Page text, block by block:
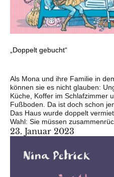
„Doppelt gebucht“
Als Mona und ihre Familie in
können sie es nicht glauben:
Küche, Koffer im Schlafzimmer
Fußboden. Da ist doch schon
Das Haus wurde doppelt
Wahl: Sie müssen
23. Januar 2023